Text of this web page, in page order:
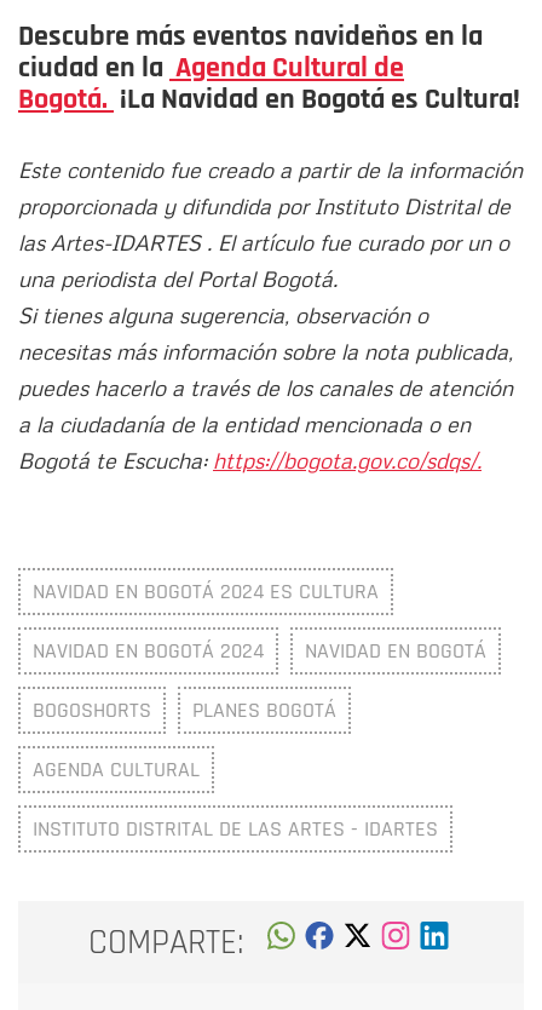
Descubre más eventos navideños en la
ciudad en la Agenda Cultural de
Bogotá. ¡La Navidad en Bogotá es Cultura!
Este contenido fue creado a partir de la información
proporcionada y difundida por Instituto Distrital de
las Artes-IDARTES . El artículo fue curado por un o
una periodista del Portal Bogotá.
Si tienes alguna sugerencia, observación o
necesitas más información sobre la nota publicada,
puedes hacerlo a través de los canales de atención
a la ciudadanía de la entidad mencionada o en
Bogotá te Escucha: https://bogota.gov.co/sdqs/.
NAVIDAD EN BOGOTÁ 2024 ES CULTURA
NAVIDAD EN BOGOTÁ 2024 NAVIDAD EN BOGOTÁ
BOGOSHORTS PLANES BOGOTÁ
AGENDA CULTURAL
INSTITUTO DISTRITAL DE LAS ARTES - IDARTES
COMPARTE: